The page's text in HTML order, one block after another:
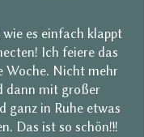
wie es einfach klappt
Ich feiere das
Woche. Nicht mehr
dann mit großer
ganz in Ruhe etwas
Das ist so schön!!!